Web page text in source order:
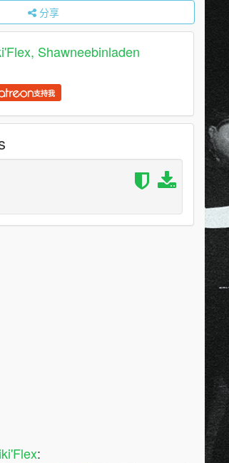
分享
Shawneebinladen
支持我
: